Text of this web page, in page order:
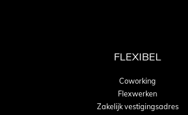
FLEXIBEL
Coworking
Flexwerken
Zakelijk vestigingsadres